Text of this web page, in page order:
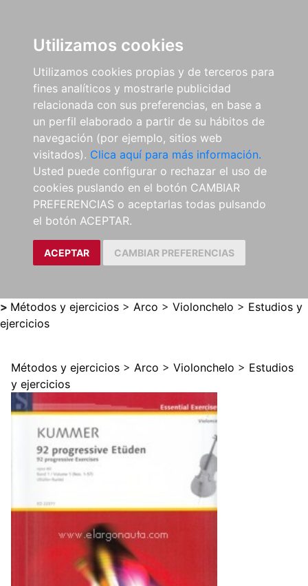
Utilizamos cookies
Utilizamos cookies propias y de terceros para
fines analíticos y mostrarle publicidad
relacionada con sus preferencias, en base a
un perfil elaborado a partir de su hábitos de
navegación (por ejemplo, sitios web
visitados). Clica aquí para más información.
Usted puede configurar o rechazar el uso de
cookies puslando en el botón CAMBIAR
PREFERENCIAS o aceptarlas todas pulsando
el botón ACEPTAR.
ACEPTAR CAMBIAR PREFERENCIAS
> Métodos y ejercicios > Arco > Violonchelo > Estudios y
ejercicios
Métodos y ejercicios > Arco > Violonchelo > Estudios
y ejercicios